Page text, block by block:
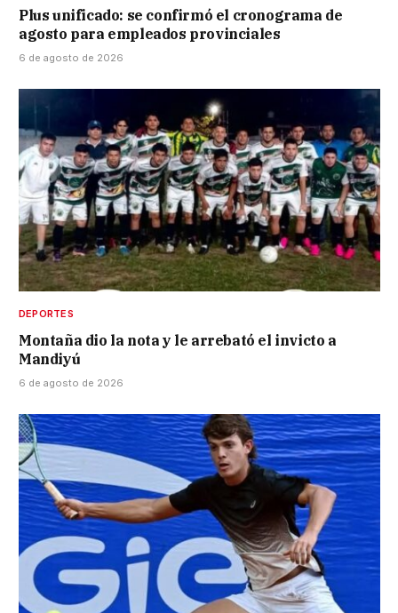
Plus unificado: se confirmó el cronograma de
agosto para empleados provinciales
6 de agosto de 2026
DEPORTES
Montaña dio la nota y le arrebató el invicto a
Mandiyú
6 de agosto de 2026